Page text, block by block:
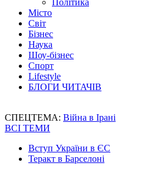
Політика
Місто
Світ
Бізнес
Наука
Шоу-бізнес
Спорт
Lifestyle
БЛОГИ ЧИТАЧІВ
СПЕЦТЕМА: Війна в Ірані
ВСІ ТЕМИ
Вступ України в ЄС
Теракт в Барселоні